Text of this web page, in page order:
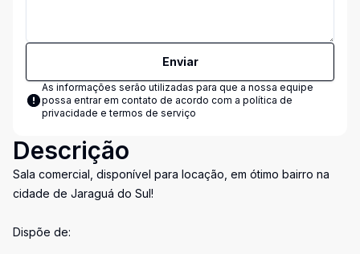
Enviar
As informações serão utilizadas para que a nossa equipe
possa entrar em contato de acordo com a política de
privacidade e termos de serviço
Descrição
Sala comercial, disponível para locação, em ótimo bairro na
cidade de Jaraguá do Sul!
Dispõe de: